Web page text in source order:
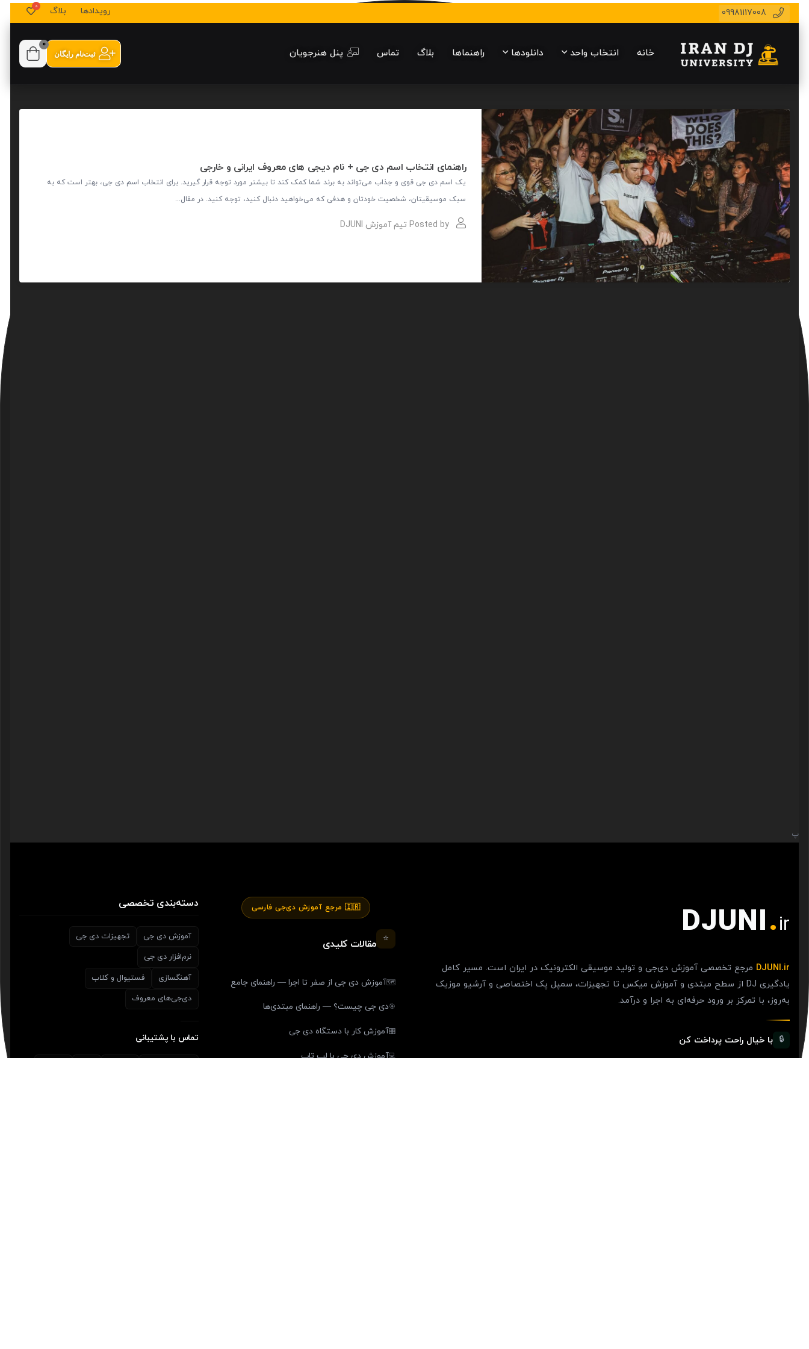
09981117008 رویدادها بلاگ
خانه انتخاب واحد دانلودها راهنماها بلاگ تماس پنل هنرجویان ثبت‌نام رایگان
0
راهنمای انتخاب اسم دی جی + نام دیجی‌ های معروف ایرانی و خارجی
یک اسم دی جی قوی و جذاب می‌تواند به برند شما کمک کند تا بیشتر مورد توجه قرار گیرید. برای انتخاب اسم دی جی، بهتر است که به
سبک موسیقیتان، شخصیت خودتان و هدفی که می‌خواهید دنبال کنید، توجه کنید. در مقال...
تیم آموزش DJUNI
پ
DJUNI.ir
DJUNI.ir مرجع تخصصی آموزش دی‌جی و تولید موسیقی الکترونیک در ایران است. مسیر کامل
یادگیری DJ از سطح مبتدی و آموزش میکس تا تجهیزات، سمپل پک اختصاصی و آرشیو موزیک
به‌روز، با تمرکز بر ورود حرفه‌ای به اجرا و درآمد.
🔒 با خیال راحت پرداخت کن
🇮🇷 مرجع آموزش دی‌جی فارسی
⭐ مقالات کلیدی
🗺️آموزش دی جی از صفر تا اجرا — راهنمای جامع
🎯دی جی چیست؟ — راهنمای مبتدی‌ها
🎛️آموزش کار با دستگاه دی جی
💻آموزش دی جی با لپ تاپ
دسته‌بندی تخصصی
آموزش دی جی
تجهیزات دی جی
نرم‌افزار دی جی
آهنگسازی
فستیوال و کلاب
دی‌جی‌های معروف
تماس با پشتیبانی